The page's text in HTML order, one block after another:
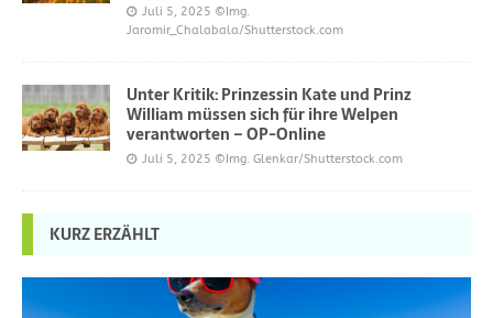
Juli 5, 2025 ©Img.
Jaromir_Chalabala/Shutterstock.com
Unter Kritik: Prinzessin Kate und Prinz
William müssen sich für ihre Welpen
verantworten – OP-Online
Juli 5, 2025 ©Img. Glenkar/Shutterstock.com
KURZ ERZÄHLT